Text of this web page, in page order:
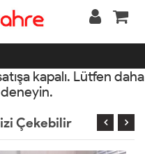
kapalı. Lütfen daha
Çekebilir